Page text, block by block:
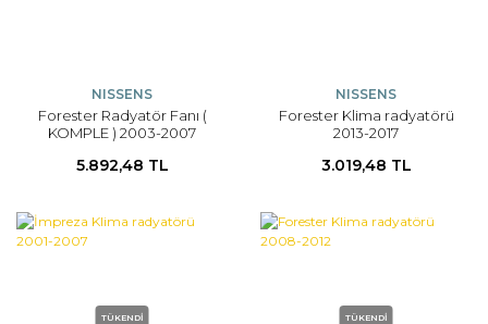
NISSENS
Forester Radyatör Fanı (
KOMPLE ) 2003-2007
5.892,48 TL
NISSENS
Forester Klima radyatörü
2013-2017
3.019,48 TL
TÜKENDİ TÜKENDİ